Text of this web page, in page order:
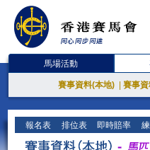
馬場活動
賽事資料(本地) 賽事
報名表 排位表 即時賠率